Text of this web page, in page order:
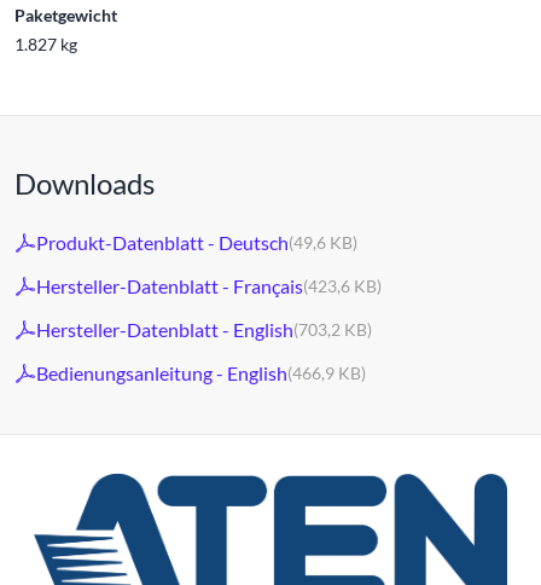
Paketgewicht
1.827 kg
Downloads
Produkt-Datenblatt - Deutsch(49,6 KB)
Hersteller-Datenblatt - Français(423,6 KB)
Hersteller-Datenblatt - English(703,2 KB)
Bedienungsanleitung - English(466,9 KB)